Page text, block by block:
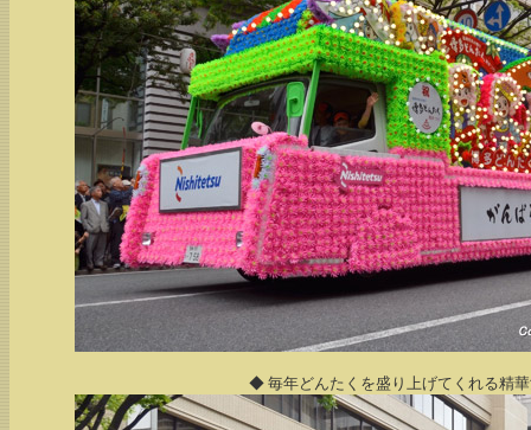
◆ 毎年どんたくを盛り上げてくれる精